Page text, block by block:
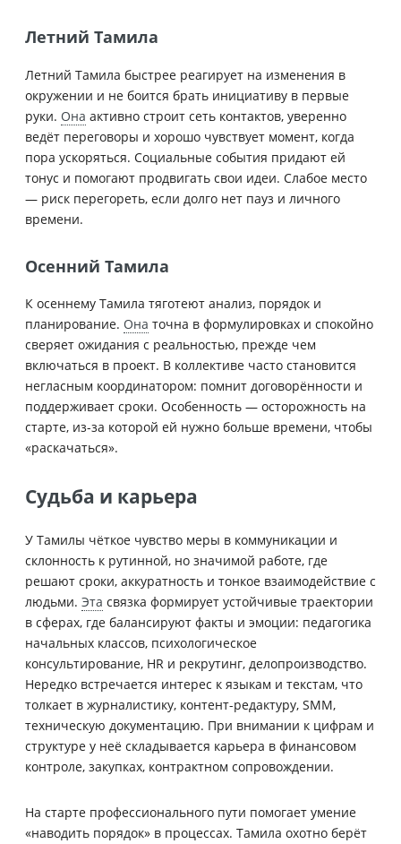
Летний Тамила
Летний Тамила быстрее реагирует на изменения в
окружении и не боится брать инициативу в первые
руки. Она активно строит сеть контактов, уверенно
ведёт переговоры и хорошо чувствует момент, когда
пора ускоряться. Социальные события придают ей
тонус и помогают продвигать свои идеи. Слабое место
— риск перегореть, если долго нет пауз и личного
времени.
Осенний Тамила
К осеннему Тамила тяготеют анализ, порядок и
планирование. Она точна в формулировках и спокойно
сверяет ожидания с реальностью, прежде чем
включаться в проект. В коллективе часто становится
негласным координатором: помнит договорённости и
поддерживает сроки. Особенность — осторожность на
старте, из-за которой ей нужно больше времени, чтобы
«раскачаться».
Судьба и карьера
У Тамилы чёткое чувство меры в коммуникации и
склонность к рутинной, но значимой работе, где
решают сроки, аккуратность и тонкое взаимодействие с
людьми. Эта связка формирует устойчивые траектории
в сферах, где балансируют факты и эмоции: педагогика
начальных классов, психологическое
консультирование, HR и рекрутинг, делопроизводство.
Нередко встречается интерес к языкам и текстам, что
толкает в журналистику, контент-редактуру, SMM,
техническую документацию. При внимании к цифрам и
структуре у неё складывается карьера в финансовом
контроле, закупках, контрактном сопровождении.
На старте профессионального пути помогает умение
«наводить порядок» в процессах. Тамила охотно берёт